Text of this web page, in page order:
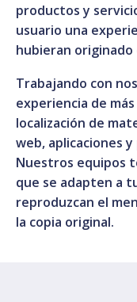
productos y
usuario una
hubieran originado
Trabajando con
experiencia de
localización de
web, aplicaciones
Nuestros equipos
que se adapten a
reproduzcan el
la copia original.